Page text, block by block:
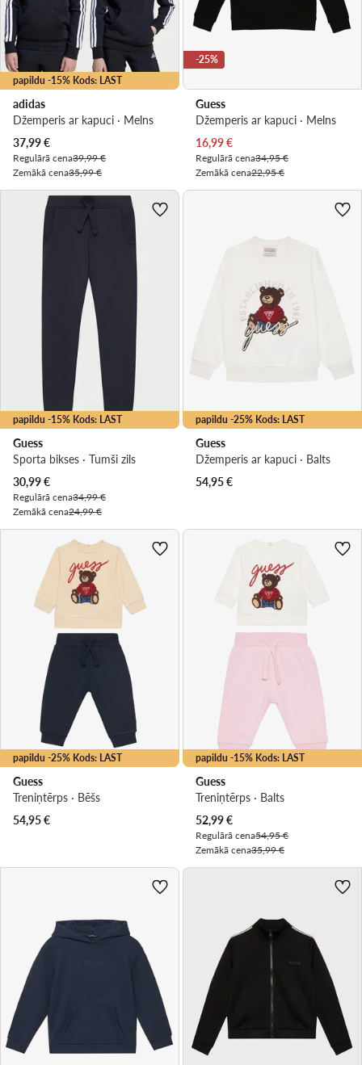
papildu -15% Kods: LAST
adidas
Džemperis ar kapuci · Melns
Pašreizējā cena
37,99€
Regulārā cena39,99 €
Zemākā cena35,99 €
-25%
Guess
Džemperis ar kapuci · Melns
Pašreizējā cena
16,99€
Regulārā cena34,95 €
Zemākā cena22,95 €
papildu -15% Kods: LAST
Guess
Sporta bikses · Tumši zils
Pašreizējā cena
30,99€
Regulārā cena34,99 €
Zemākā cena24,99 €
papildu -25% Kods: LAST
Guess
Džemperis ar kapuci · Balts
54,95€
papildu -25% Kods: LAST
Guess
Treniņtērps · Bēšs
54,95€
papildu -15% Kods: LAST
Guess
Treniņtērps · Balts
Pašreizējā cena
52,99€
Regulārā cena54,95 €
Zemākā cena35,99 €